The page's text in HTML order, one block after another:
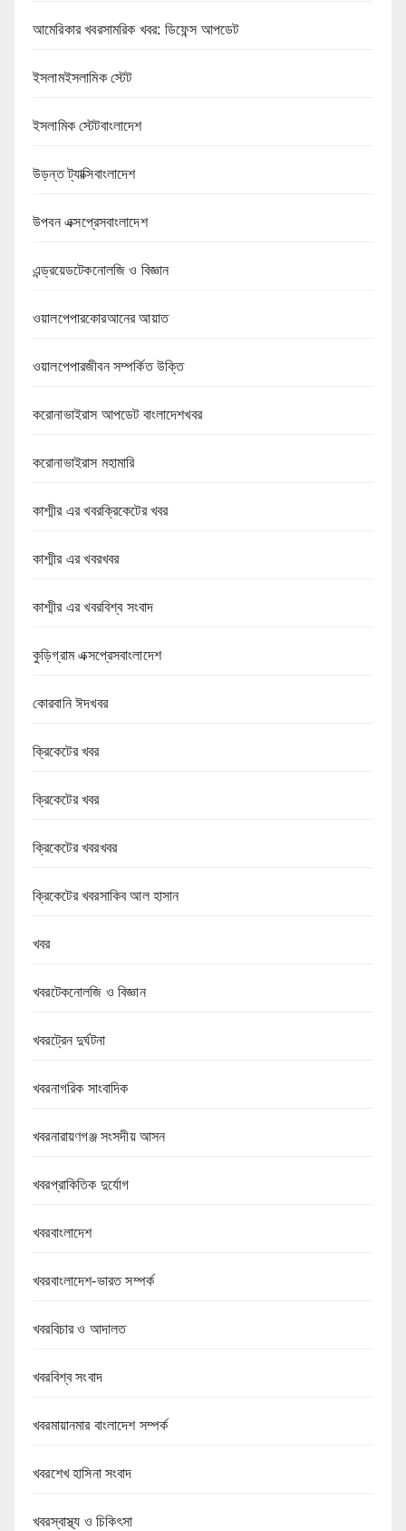
আমেরিকার খবরসামরিক খবর: ডিফেন্স আপডেট
ইসলামইসলামিক স্টেট
ইসলামিক স্টেটবাংলাদেশ
উড়ন্ত ট্যাক্সিবাংলাদেশ
উপবন এক্সপ্রেসবাংলাদেশ
এন্ড্রয়েডটেকনোলজি ও বিজ্ঞান
ওয়ালপেপারকোরআনের আয়াত
ওয়ালপেপারজীবন সম্পর্কিত উক্তি
করোনাভাইরাস আপডেট বাংলাদেশখবর
করোনাভাইরাস মহামারি
কাশ্মীর এর খবরক্রিকেটের খবর
কাশ্মীর এর খবরখবর
কাশ্মীর এর খবরবিশ্ব সংবাদ
কুড়িগ্রাম এক্সপ্রেসবাংলাদেশ
কোরবানি ঈদখবর
ক্রিকেটের খবর
ক্রিকেটের খবর
ক্রিকেটের খবরখবর
ক্রিকেটের খবরসাকিব আল হাসান
খবর
খবরটেকনোলজি ও বিজ্ঞান
খবরট্রেন দুর্ঘটনা
খবরনাগরিক সাংবাদিক
খবরনারায়ণগঞ্জ সংসদীয় আসন
খবরপ্রাকিতিক দুর্যোগ
খবরবাংলাদেশ
খবরবাংলাদেশ-ভারত সম্পর্ক
খবরবিচার ও আদালত
খবরবিশ্ব সংবাদ
খবরমায়ানমার বাংলাদেশ সম্পর্ক
খবরশেখ হাসিনা সংবাদ
খবরস্বাস্থ্য ও চিকিৎসা